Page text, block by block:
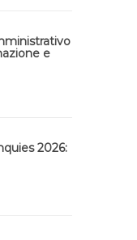
e
2026: